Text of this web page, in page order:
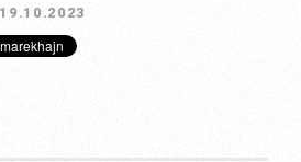
19.10.2023